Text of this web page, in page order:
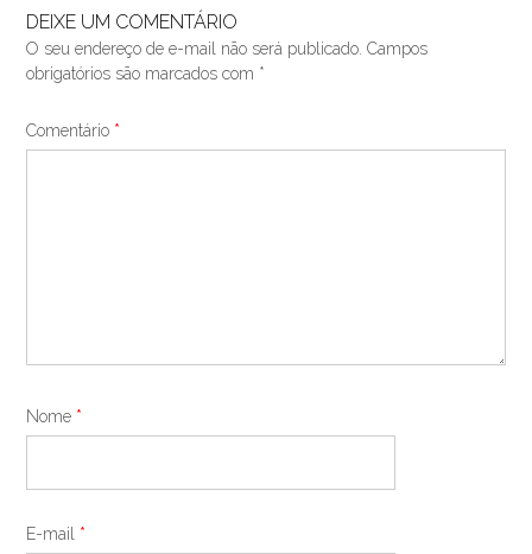
DEIXE UM COMENTÁRIO
O seu endereço de e-mail não será publicado. Campos
obrigatórios são marcados com *
Comentário *
Nome *
E-mail *